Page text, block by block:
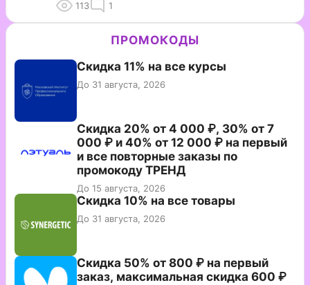
113 1
ПРОМОКОДЫ
Скидка 11% на все курсы
До 31 августа, 2026
Скидка 20% от 4 000 ₽, 30% от 7
000 ₽ и 40% от 12 000 ₽ на первый
и все повторные заказы по
промокоду ТРЕНД
До 15 августа, 2026
Скидка 10% на все товары
До 31 августа, 2026
Скидка 50% от 800 ₽ на первый
заказ, максимальная скидка 600 ₽